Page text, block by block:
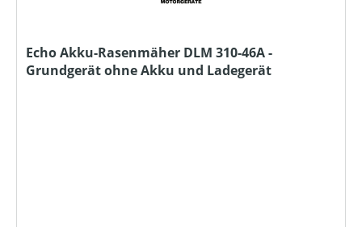
Echo Akku-Rasenmäher DLM 310-46A -
Grundgerät ohne Akku und Ladegerät